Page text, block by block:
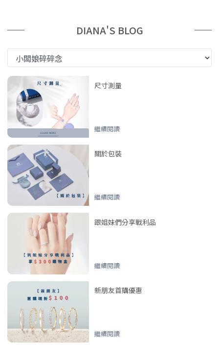
DIANA'S BLOG
尺寸測量
繼續閱讀
關於包裝
繼續閱讀
跟姐妹們分享戰利品
繼續閱讀
新朋友首購優惠
繼續閱讀